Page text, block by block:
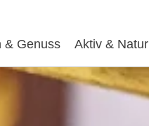
& Genuss Aktiv & Natur